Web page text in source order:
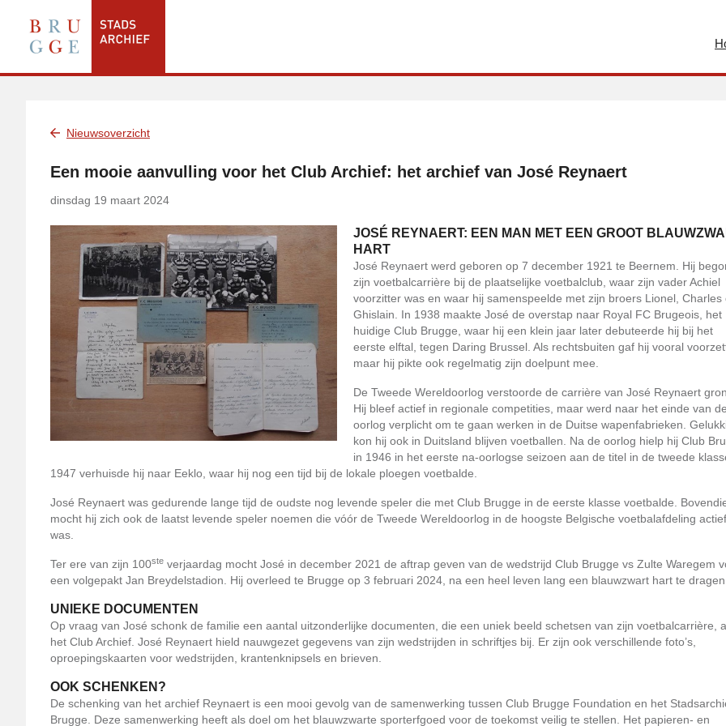
Nieuwsoverzicht
Een mooie aanvulling voor het Club Archief: het archief van José Reynaert
dinsdag 19 maart 2024
JOSÉ REYNAERT: EEN MAN MET EEN GROOT
HART
José Reynaert werd geboren op 7 december 1921 te Beernem. Hij
zijn voetbalcarrière bij de plaatselijke voetbalclub, waar zijn vader Achiel
voorzitter was en waar hij samenspeelde met zijn broers Lionel, Charles
Ghislain. In 1938 maakte José de overstap naar Royal FC Brugeois, het
huidige Club Brugge, waar hij een klein jaar later debuteerde hij bij het
eerste elftal, tegen Daring Brussel. Als rechtsbuiten gaf hij vooral
maar hij pikte ook regelmatig zijn doelpunt mee.
De Tweede Wereldoorlog verstoorde de carrière van José Reynaert
Hij bleef actief in regionale competities, maar werd naar het einde van de
oorlog verplicht om te gaan werken in de Duitse wapenfabrieken.
kon hij ook in Duitsland blijven voetballen. Na de oorlog hielp hij Club
in 1946 in het eerste na-oorlogse seizoen aan de titel in de tweede
1947 verhuisde hij naar Eeklo, waar hij nog een tijd bij de lokale ploegen voetbalde.
José Reynaert was gedurende lange tijd de oudste nog levende speler die met Club Brugge in de eerste klasse voetbalde.
mocht hij zich ook de laatst levende speler noemen die vóór de Tweede Wereldoorlog in de hoogste Belgische voetbalafdeling actief
was.
Ter ere van zijn 100ste verjaardag mocht José in december 2021 de aftrap geven van de wedstrijd Club Brugge vs Zulte Waregem
een volgepakt Jan Breydelstadion. Hij overleed te Brugge op 3 februari 2024, na een heel leven lang een blauwzwart hart te dragen.
UNIEKE DOCUMENTEN
Op vraag van José schonk de familie een aantal uitzonderlijke documenten, die een uniek beeld schetsen van zijn voetbalcarrière,
het Club Archief. José Reynaert hield nauwgezet gegevens van zijn wedstrijden in schriftjes bij. Er zijn ook verschillende foto’s,
oproepingskaarten voor wedstrijden, krantenknipsels en brieven.
OOK SCHENKEN?
De schenking van het archief Reynaert is een mooi gevolg van de samenwerking tussen Club Brugge Foundation en het
Brugge. Deze samenwerking heeft als doel om het blauwzwarte sporterfgoed voor de toekomst veilig te stellen. Het papieren- en